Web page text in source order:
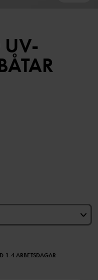
UV-
1-4 ARBETSDAGAR